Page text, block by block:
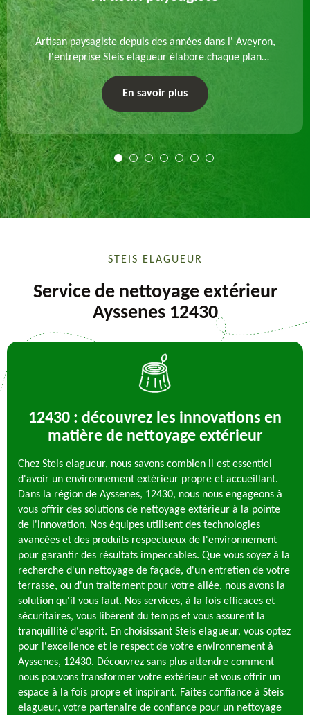
Artisan paysagiste depuis des années dans l' Aveyron,
l'entreprise Steis elagueur élabore chaque plan
d'aménagement paysager et exécute les travaux
afférents. Devis gratuit et sur mesure.
En savoir plus
STEIS ELAGUEUR
Service de nettoyage extérieur
Ayssenes 12430
12430 : découvrez les innovations en
matière de nettoyage extérieur
Chez Steis elagueur, nous savons combien il est essentiel
d'avoir un environnement extérieur propre et accueillant.
Dans la région de Ayssenes, 12430, nous nous engageons à
vous offrir des solutions de nettoyage extérieur à la pointe
de l'innovation. Nos équipes utilisent des technologies
avancées et des produits respectueux de l'environnement
pour garantir des résultats impeccables. Que vous soyez à la
recherche d'un nettoyage de façade, d'un entretien de votre
terrasse, ou d'un traitement pour votre allée, nous avons la
solution qu'il vous faut. Nos services, à la fois efficaces et
sécuritaires, vous libèrent du temps et vous assurent la
tranquillité d'esprit. En choisissant Steis elagueur, vous optez
pour l'excellence et le respect de votre environnement à
Ayssenes, 12430. Découvrez sans plus attendre comment
nous pouvons transformer votre extérieur et vous offrir un
espace à la fois propre et inspirant. Faites confiance à Steis
elagueur, votre partenaire de confiance pour un nettoyage